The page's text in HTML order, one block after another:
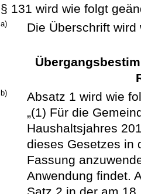
§ 131 wird wie folgt
a) Die Überschrift
b)
Absatz 1 wird wie
„(1) Für die
Haushaltsjahres
dieses Gesetzes in
Fassung
Anwendung findet.